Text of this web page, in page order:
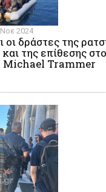
2024
δράστες της
της επίθεσης
Michael Trammer